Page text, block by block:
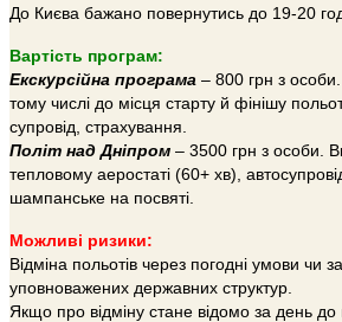
До Києва бажано повернутись до 19-20
Вартість програм:
Екскурсійна програма – 800 грн з
тому числі до місця старту й фінішу
супровід, страхування.
Політ над Дніпром – 3500 грн з особи.
тепловому аеростаті (60+ хв),
шампанське на посвяті.
Можливі ризики:
Відміна польотів через погодні умови чи
уповноважених державних структур.
Якщо про відміну стане відомо за день до